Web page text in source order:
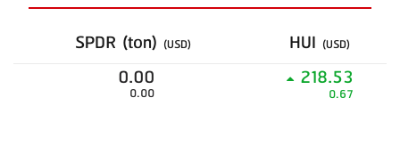
SPDR (ton) (USD) HUI (USD)
0.00
0.00
218.53
0.67